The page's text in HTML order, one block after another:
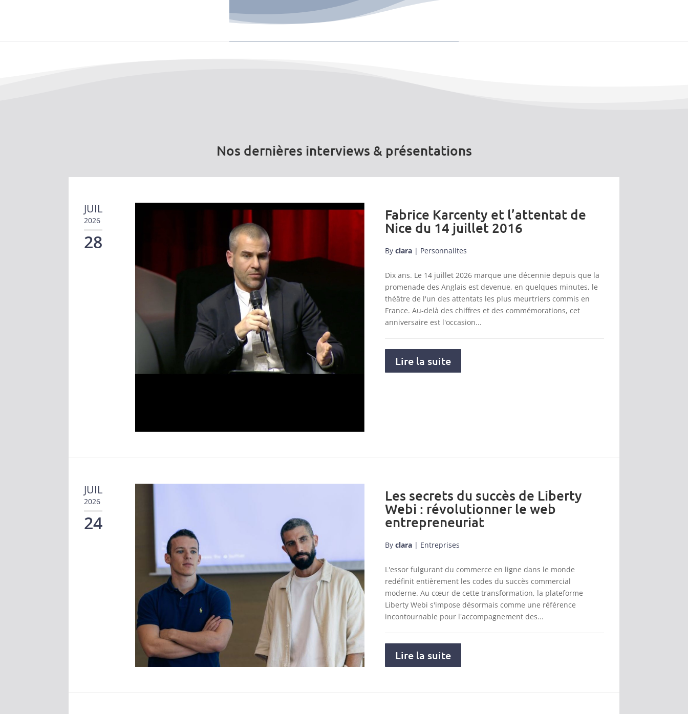
Nos dernières interviews & présentations
JUIL
2026
28
Fabrice Karcenty et l’attentat de
Nice du 14 juillet 2016
By clara | Personnalites
Dix ans. Le 14 juillet 2026 marque une décennie depuis que la
promenade des Anglais est devenue, en quelques minutes, le
théâtre de l'un des attentats les plus meurtriers commis en
France. Au-delà des chiffres et des commémorations, cet
anniversaire est l'occasion...
Lire la suite
JUIL
2026
24
Les secrets du succès de Liberty
Webi : révolutionner le web
entrepreneuriat
By clara | Entreprises
L'essor fulgurant du commerce en ligne dans le monde
redéfinit entièrement les codes du succès commercial
moderne. Au cœur de cette transformation, la plateforme
Liberty Webi s'impose désormais comme une référence
incontournable pour l'accompagnement des...
Lire la suite